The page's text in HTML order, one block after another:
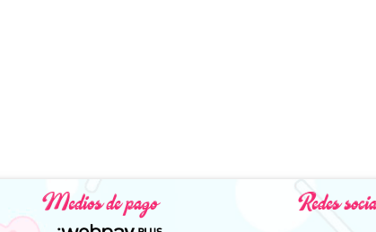
Medios de pago Redes